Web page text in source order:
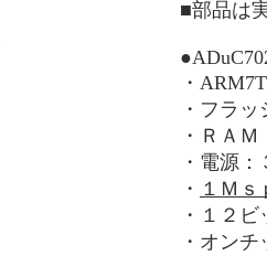
■部品は
・
・フラ
・ＲＡ
・電源
・ １Ｍ
・１２
・オン